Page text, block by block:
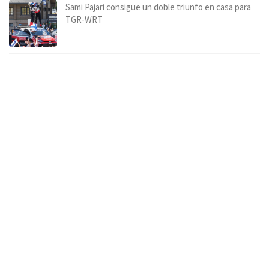
Sami Pajari consigue un doble triunfo en casa para
TGR-WRT